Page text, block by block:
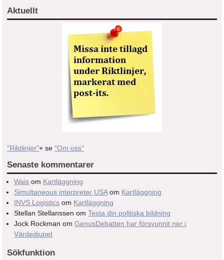
Aktuellt
"Riktlinjer"+ se "Om oss"
Senaste kommentarer
Wais om Kartläggning
Simultaneous interpreter USAom Kartläggning
INVS Logistics om Kartläggning
Stellan Stellanssen omTesta din politiska bildning
Jock Rockman omGenusDebatten har försvunnit ner i
Värdedjupet
Sökfunktion